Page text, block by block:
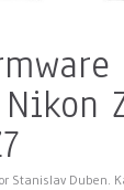
Stanislav Duben.